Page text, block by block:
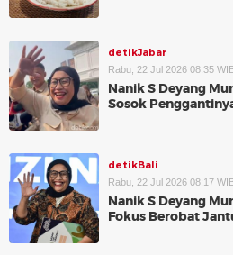
detikJabar
Rabu, 22 Jul 2026 08:35
Nanik S Deyang
Sosok
detikBali
Rabu, 22 Jul 2026 08:17
Nanik S Deyang
Fokus Berobat